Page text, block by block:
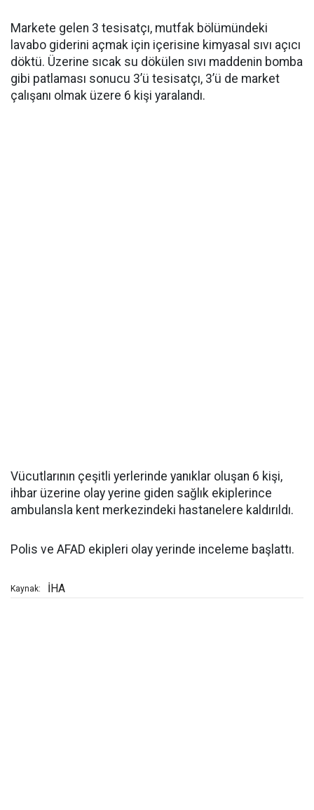
Markete gelen 3 tesisatçı, mutfak bölümündeki
lavabo giderini açmak için içerisine kimyasal sıvı açıcı
döktü. Üzerine sıcak su dökülen sıvı maddenin bomba
gibi patlaması sonucu 3’ü tesisatçı, 3’ü de market
çalışanı olmak üzere 6 kişi yaralandı.
Vücutlarının çeşitli yerlerinde yanıklar oluşan 6 kişi,
ihbar üzerine olay yerine giden sağlık ekiplerince
ambulansla kent merkezindeki hastanelere kaldırıldı.
Polis ve AFAD ekipleri olay yerinde inceleme başlattı.
Kaynak: İHA